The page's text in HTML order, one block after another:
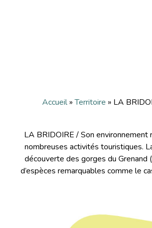
Accueil»Territoire » LA
LA BRIDOIRE / Son environnement
nombreuses activités touristiques.
découverte des gorges du Grenand
d’espèces remarquables comme le